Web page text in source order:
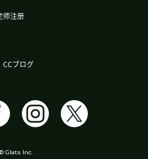
験が終わりました。結果
先生と一緒に、１年と２
。細かいテクニックや、テ
までご指導いただき、テス
コツ続けて、次は４級を目
师注册
CCブログ
© Glats Inc.